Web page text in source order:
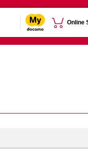
Online